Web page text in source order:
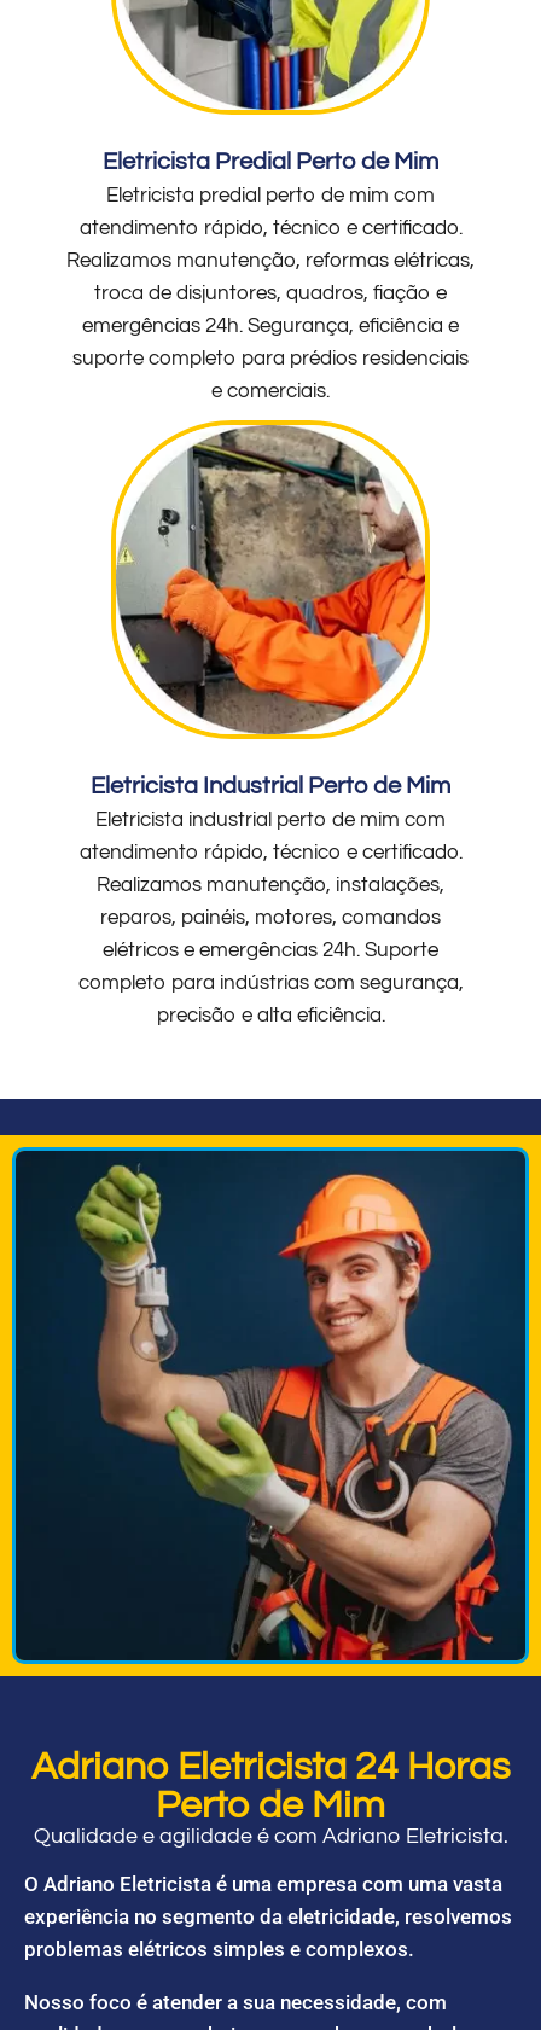
Eletricista Predial Perto de Mim
Eletricista predial perto de mim com
atendimento rápido, técnico e certificado.
Realizamos manutenção, reformas elétricas,
troca de disjuntores, quadros, fiação e
emergências 24h. Segurança, eficiência e
suporte completo para prédios residenciais
e comerciais.
Eletricista Industrial Perto de Mim
Eletricista industrial perto de mim com
atendimento rápido, técnico e certificado.
Realizamos manutenção, instalações,
reparos, painéis, motores, comandos
elétricos e emergências 24h. Suporte
completo para indústrias com segurança,
precisão e alta eficiência.
Adriano Eletricista 24 Horas
Perto de Mim
Qualidade e agilidade é com Adriano Eletricista.
O Adriano Eletricista é uma empresa com uma vasta
experiência no segmento da eletricidade, resolvemos
problemas elétricos simples e complexos.
Nosso foco é atender a sua necessidade, com